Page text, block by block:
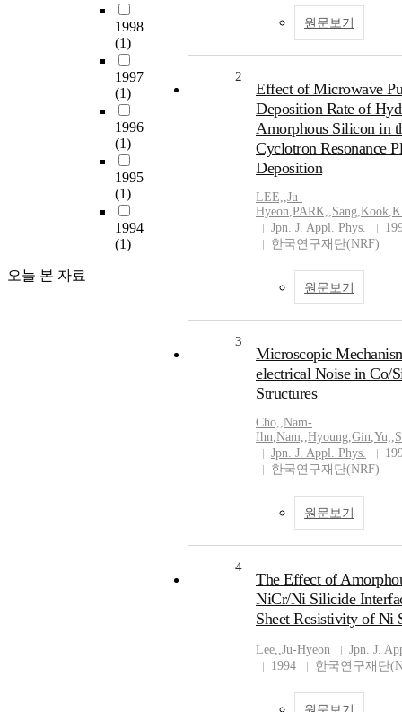
1998
(1)
1997
(1)
1996
(1)
1995
(1)
1994
(1)
오늘 본 자료
원문보기
2
Effect of Microwave
Deposition Rate of
Amorphous Silicon in
Cyclotron Resonance
Deposition
LEE,,Ju-
Hyeon,PARK,,Sang,Kook,
Jpn. J. Appl. Phys.
한국연구재단(NRF)
원문보기
3
Microscopic
electrical Noise in Co/
Structures
Cho,,Nam-
Ihn,Nam,,Hyoung,Gin,Yu,,
Jpn. J. Appl. Phys.
한국연구재단(NRF)
원문보기
4
The Effect of
NiCr/Ni Silicide
Sheet Resistivity of Ni
Lee,,Ju-Hyeon
Jpn. J.
1994
한국연구재단